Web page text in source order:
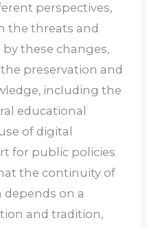
perspectives,
the threats and
these changes,
preservation and
including the
educational
of digital
for public policies
the continuity of
on a
and tradition,